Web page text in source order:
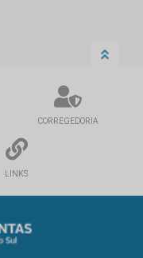
CORREGEDORIA
LINKS